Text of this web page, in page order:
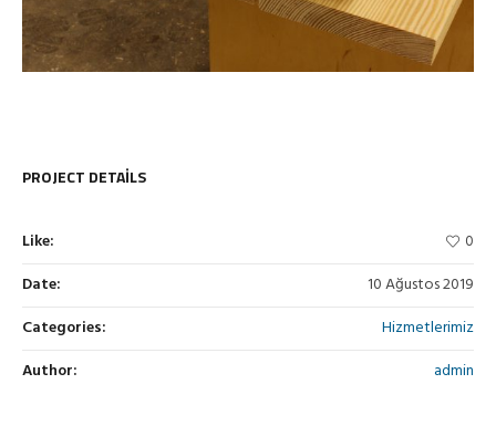
PROJECT DETAILS
Like: 0
Date:
10 Ağustos 2019
Categories:
Hizmetlerimiz
Author:
admin